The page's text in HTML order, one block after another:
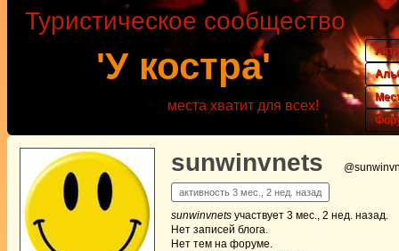
'У костра'
Туристическое сообщество
места хватит для всех!
sunwinvnets
активность 3 мес., 2 нед. назад
sunwinvnets участвует 3 мес., 2 нед. назад.
Нет записей блога.
Нет тем на форуме.